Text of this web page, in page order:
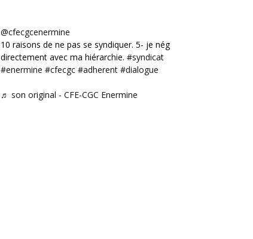
@cfecgcenermine
10 raisons de ne pas se syndiquer. 5- je négocie
directement avec ma hiérarchie. #syndicat
#enermine #cfecgc #adherent #dialogue
♬ son original - CFE-CGC Enermine